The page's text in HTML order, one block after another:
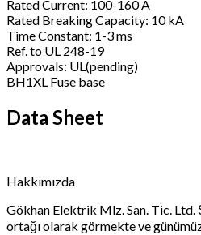
Rated Current: 100-160 A
Rated Breaking Capacity: 10 kA
Time Constant: 1-3 ms
Ref. to UL 248-19
Approvals: UL(pending)
BH1XL Fuse base
Data Sheet
Hakkımızda
Gökhan Elektrik Mlz. San. Tic. Ltd.
ortağı olarak görmekte ve